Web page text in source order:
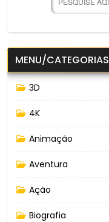
MENU/CATEGORIAS
3D
4K
Animação
Aventura
Ação
Biografia